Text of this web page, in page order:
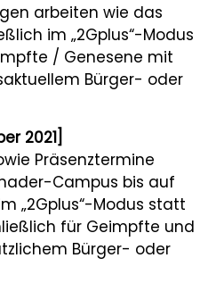
arbeiten wie das
im „2Gplus“-Modus
/ Genesene mit
Bürger- oder
2021]
Präsenztermine
Campus bis auf
„2Gplus“-Modus statt
für Geimpfte und
Bürger- oder